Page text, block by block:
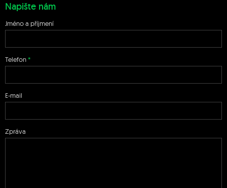
Napište nám
Jméno a příjmení
Telefon
E-mail
Zpráva